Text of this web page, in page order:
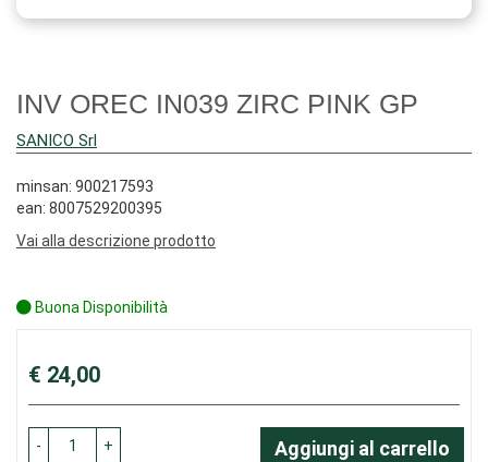
INV OREC IN039 ZIRC PINK GP
SANICO Srl
minsan: 900217593
ean: 8007529200395
Vai alla descrizione prodotto
Buona Disponibilità
Prezzo
€ 24,00
- + Aggiungi al carrello